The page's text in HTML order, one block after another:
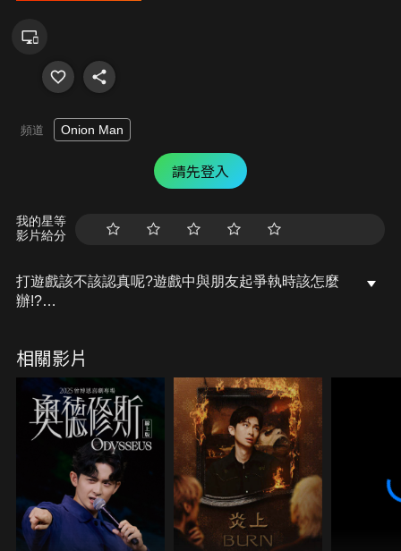
頻道 Onion Man
請先登入
我的星等
影片給分
打遊戲該不該認真呢?遊戲中與朋友起爭執時該怎麼
辦!?
相關影片